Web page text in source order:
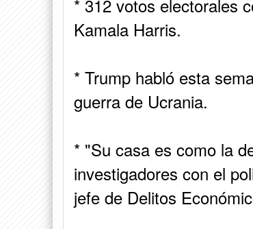
* 312 votos electorales
Kamala Harris.
* Trump habló esta
guerra de Ucrania.
* "Su casa es como la
investigadores con el
jefe de Delitos